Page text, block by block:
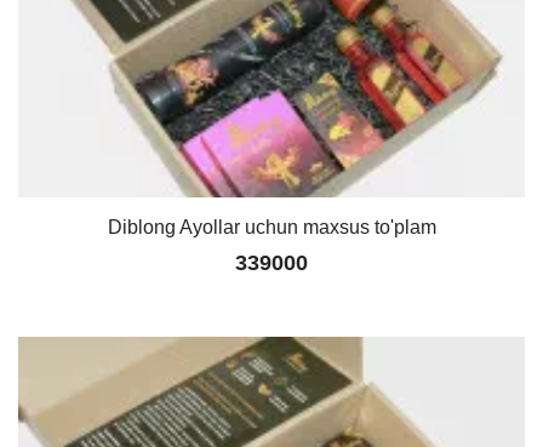
Diblong Ayollar uchun maxsus to'plam
339000